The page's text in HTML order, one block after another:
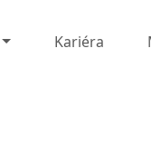
Kariéra